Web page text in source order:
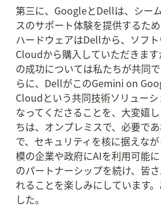
第三に、GoogleとDellは、シー
スのサポート体験を提供するた
ハードウェアはDellから、ソフ
Cloudから購入していただきま
の成功については私たちが共同
らに、DellがこのGemini on
Cloudという共同技術ソリュー
なってくださることを、大変嬉
ちは、オンプレミスで、必要で
で、セキュリティを核に据えな
模の企業や政府にAIを利用可能
のパートナーシップを続け、皆
れることを楽しみにしています
した。